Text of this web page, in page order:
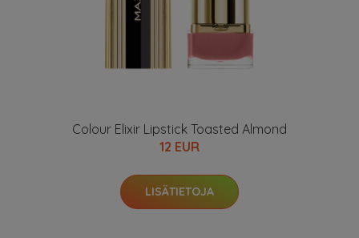
Colour Elixir Lipstick Toasted Almond
12 EUR
LISÄTIETOJA